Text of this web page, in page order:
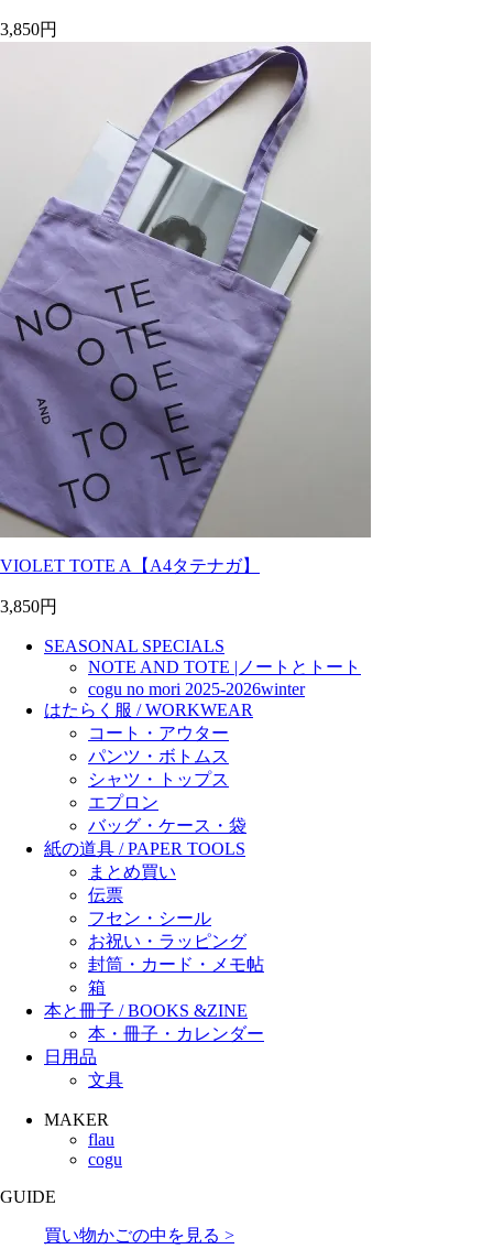
3,850円
VIOLET TOTE A【A4タテナガ】
3,850円
SEASONAL SPECIALS
NOTE AND TOTE |ノートとトート
cogu no mori 2025-2026winter
はたらく服 / WORKWEAR
コート・アウター
パンツ・ボトムス
シャツ・トップス
エプロン
バッグ・ケース・袋
紙の道具 / PAPER TOOLS
まとめ買い
伝票
フセン・シール
お祝い・ラッピング
封筒・カード・メモ帖
箱
本と冊子 / BOOKS &ZINE
本・冊子・カレンダー
日用品
文具
MAKER
flau
cogu
GUIDE
買い物かごの中を見る >